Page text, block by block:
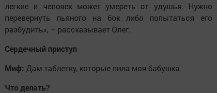
легкие и человек может умереть от удушья. Нужно
перевернуть пьяного на бок либо попытаться его
разбудить», – рассказывает Олег.
Сердечный приступ
Миф: Дам таблетку, которые пила моя бабушка.
Что делать?